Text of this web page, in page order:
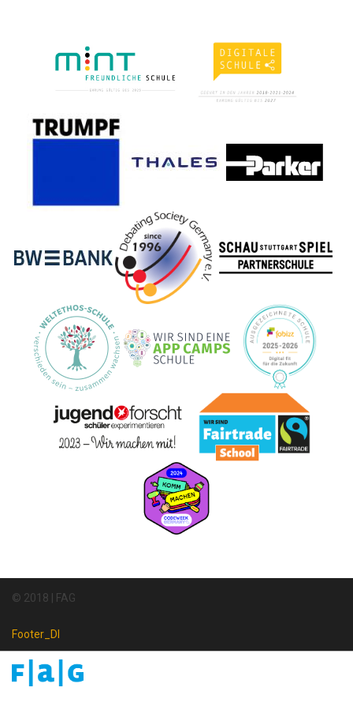
© 2018 | FAG
Footer_DI